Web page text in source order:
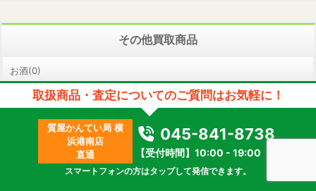
その他買取商品
お酒(0)
金券(1)
家電(4)
取扱商品・査定についてのご質問はお気軽に！
質屋かんてい局 横
浜港南店
直通
045-841-8738
【受付時間】10:00 - 19:00
スマートフォンの方はタップして発信できます。